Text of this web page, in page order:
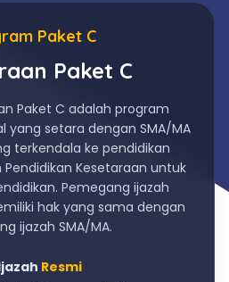
Paket C
Paket C
Paket C adalah program
yang setara dengan SMA/MA
terkendala ke pendidikan
Kesetaraan untuk
Pemegang ijazah
hak yang sama dengan
ijazah SMA/MA.
Resmi